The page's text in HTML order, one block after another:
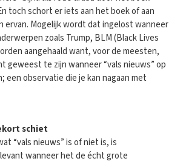
toch schort er iets aan het boek of aan
ervan. Mogelijk wordt dat ingelost wanneer
zoals Trump, BLM (Black Lives
aangehaald want, voor de meesten,
geweest te zijn wanneer “vals nieuws” op
een observatie die je kan nagaan met
schiet
“vals nieuws” is of niet is, is
wanneer het de écht grote